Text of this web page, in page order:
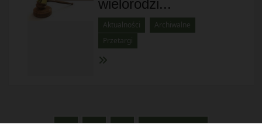
wielorodzi...
Aktualności
Archiwalne
Przetargi